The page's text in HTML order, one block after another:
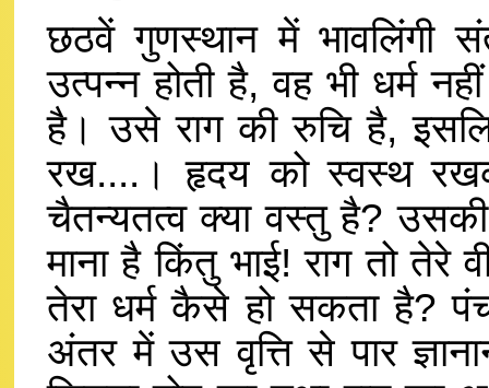
छठवें गुणस्थान में भावलिंगी
उत्पन्न होती है, वह भी धर्म
है। उसे राग की रुचि है,
रख....। हृदय को स्वस्थ
चैतन्यतत्व क्या वस्तु है?
माना है किंतु भाई! राग तो तेरे
तेरा धर्म कैसे हो सकता है?
अंतर में उस वृत्ति से पार